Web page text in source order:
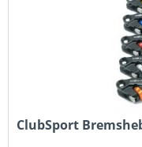
ClubSport